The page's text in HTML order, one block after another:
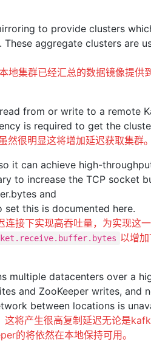
to provide clusters
aggregate clusters are
地集群已经汇总的数据镜像提供
from or write to a remote
is required to get the
很明显这将增加延迟获取集群。
it can achieve high-
to increase the TCP socket
and
this is documented here.
接下实现高吞吐量，为实现这
以增
multiple datacenters over a
and ZooKeeper writes, and
between locations is
将产生很高复制延迟无论是
的将依然在本地保持可用。